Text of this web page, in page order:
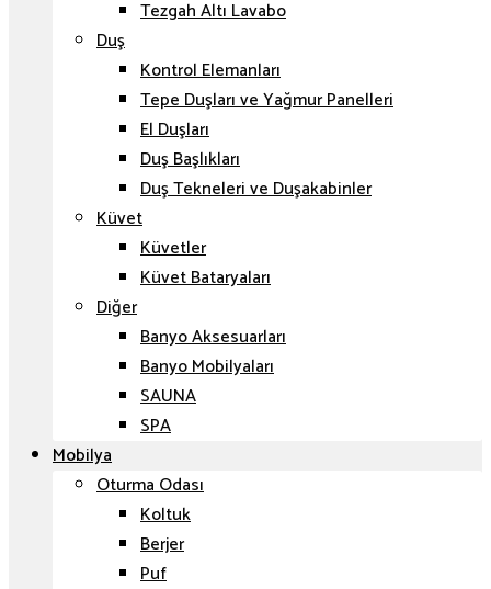
Tezgah Altı Lavabo
Duş
Kontrol Elemanları
Tepe Duşları ve Yağmur Panelleri
El Duşları
Duş Başlıkları
Duş Tekneleri ve Duşakabinler
Küvet
Küvetler
Küvet Bataryaları
Diğer
Banyo Aksesuarları
Banyo Mobilyaları
SAUNA
SPA
Mobilya
Oturma Odası
Koltuk
Berjer
Puf